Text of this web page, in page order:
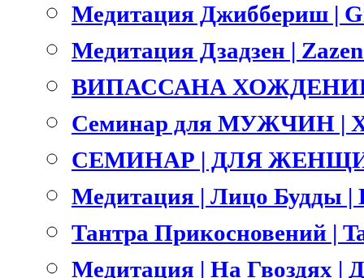
Медитация Джиббериш |
Медитация Дзадзен |
ВИПАССАНА ХОЖДЕНИЕ
Семинар для МУЖЧИН |
СЕМИНАР | ДЛЯ
Медитация | Лицо Будды |
Тантра Прикосновений |
Медитация | На Гвоздях |